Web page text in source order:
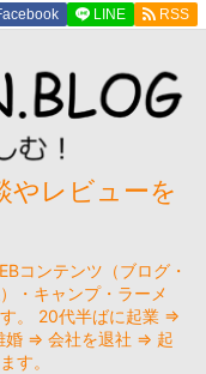
やレビューを
コンテンツ（ブログ・
・キャンプ・ラーメ
。 20代半ばに起業 ⇒
婚 ⇒ 会社を退社 ⇒ 起
す。
LINE RSS